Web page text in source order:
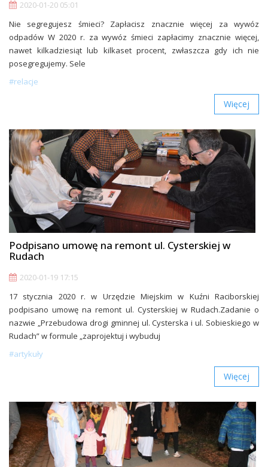
2020-01-20 05:01
Nie segregujesz śmieci? Zapłacisz znacznie więcej za wywóz
odpadów W 2020 r. za wywóz śmieci zapłacimy znacznie więcej,
nawet kilkadziesiąt lub kilkaset procent, zwłaszcza gdy ich nie
posegregujemy. Sele
#relacje
Więcej
Podpisano umowę na remont ul. Cysterskiej w
Rudach
2020-01-19 17:15
17 stycznia 2020 r. w Urzędzie Miejskim w Kuźni Raciborskiej
podpisano umowę na remont ul. Cysterskiej w Rudach.Zadanie o
nazwie „Przebudowa drogi gminnej ul. Cysterska i ul. Sobieskiego w
Rudach” w formule „zaprojektuj i wybuduj
#artykuły
Więcej